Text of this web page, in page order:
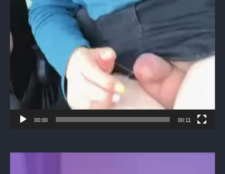
00:00 00:11